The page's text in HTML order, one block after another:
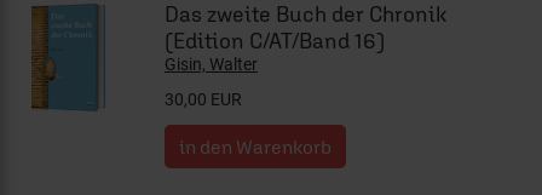
Das zweite Buch der Chronik
(Edition C/AT/Band 16)
Gisin, Walter
30,00 EUR